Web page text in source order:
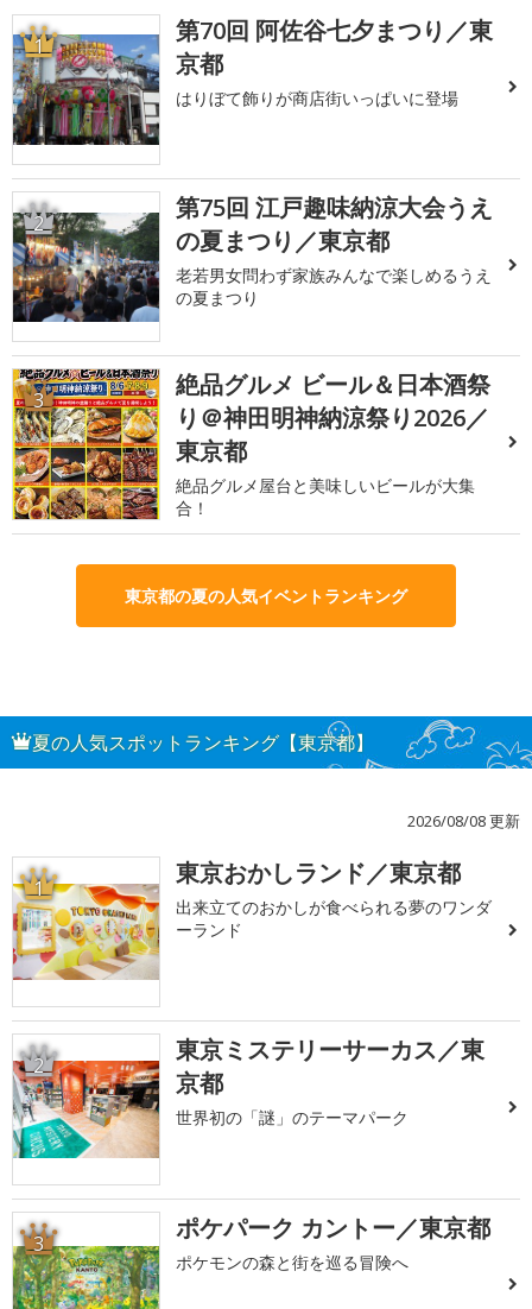
1
第70回 阿佐谷七夕まつり／東
京都
はりぼて飾りが商店街いっぱいに登場
2
第75回 江戸趣味納涼大会うえ
の夏まつり／東京都
老若男女問わず家族みんなで楽しめるうえ
の夏まつり
3
絶品グルメ ビール＆日本酒祭
り＠神田明神納涼祭り2026／
東京都
絶品グルメ屋台と美味しいビールが大集
合！
東京都の夏の人気イベントランキング
夏の人気スポットランキング【東京都】
2026/08/08 更新
1 東京おかしランド／東京都
出来立てのおかしが食べられる夢のワンダ
ーランド
2
東京ミステリーサーカス／東
京都
世界初の「謎」のテーマパーク
3 ポケパーク カントー／東京都
ポケモンの森と街を巡る冒険へ